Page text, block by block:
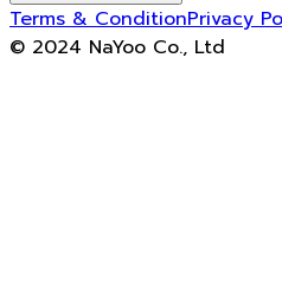
Terms & ConditionPrivacy
© 2024 NaYoo Co., Ltd